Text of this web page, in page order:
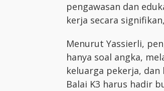
pengawasan dan
kerja secara
Menurut Yassierli,
hanya soal angka,
keluarga pekerja,
Balai K3 harus hadir